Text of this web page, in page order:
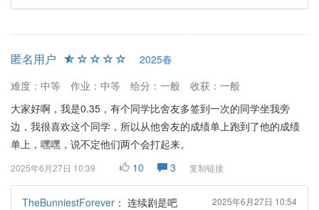
匿名用户
2025春
难度：中等
作业：中等 给分：一般
收获：一般
大家好啊，我是0.35，有个同学比舍友多签到一次的同学坐我旁
边，我很喜欢这个同学，所以从他舍友的成绩单上跑到了他的成绩
单上，嘿嘿，说不定他们两个会打起来。
2025年6月27日 10:39 10 3 复制链接
TheBunniestForever ： 连续剧是吧 2025年6月27日 10:54